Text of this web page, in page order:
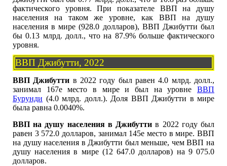
фактического уровня. При показателе ВВП на душу
населения на таком же уровне, как ВВП на душу
населения в мире (928.0 долларов), ВВП Джибутти был
бы 0.13 млрд. долл., что на 87.9% больше фактического
уровня.
ВВП Джибутти, 2022
ВВП Джибутти в 2022 году был равен 4.0 млрд. долл.,
занимал 167е место в мире и был на уровне ВВП
Бурунди (4.0 млрд. долл.). Доля ВВП Джибутти в мире
была равна 0.0040%.
ВВП на душу населения в Джибутти в 2022 году был
равен 3 572.0 долларов, занимал 145е место в мире. ВВП
на душу населения в Джибутти был меньше, чем ВВП на
душу населения в мире (12 647.0 долларов) на 9 075.0
долларов.